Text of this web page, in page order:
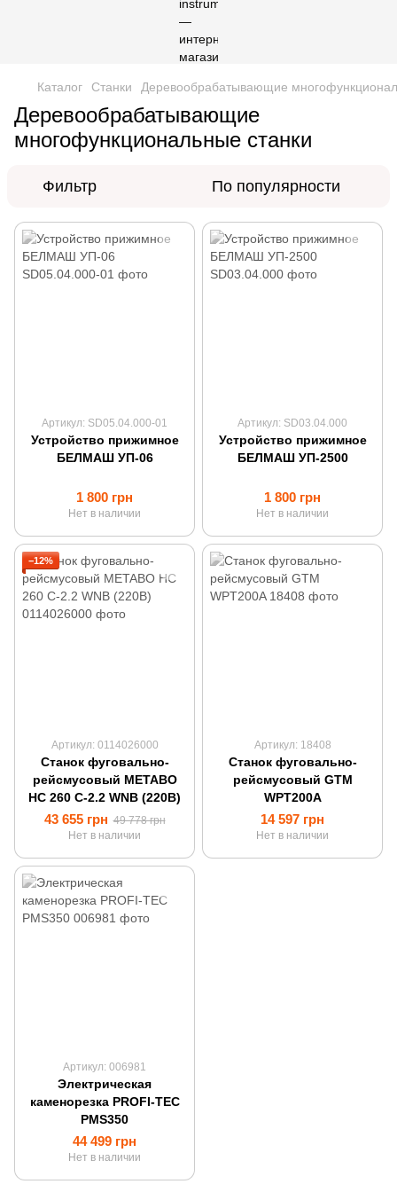
Каталог Станки Деревообрабатывающие
Деревообрабатывающие
многофункциональные станки
Фильтр По популярности
Артикул: SD05.04.000-01
Устройство прижимное
БЕЛМАШ УП-06
1 800 грн
Нет в наличии
Артикул: SD03.04.000
Устройство прижимное
БЕЛМАШ УП-2500
1 800 грн
Нет в наличии
−12%
Артикул: 0114026000
Станок фуговально-
рейсмусовый METABO
HC 260 C-2.2 WNB (220В)
43 655 грн 49 778 грн
Нет в наличии
Артикул: 18408
Станок фуговально-
рейсмусовый GTM
WPT200A
14 597 грн
Нет в наличии
Артикул: 006981
Электрическая
каменорезка PROFI-TEC
PMS350
44 499 грн
Нет в наличии